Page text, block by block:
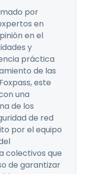
por
en
en el
y
práctica
de las
este
una
de los
de red
por el equipo
colectivos que
de garantizar